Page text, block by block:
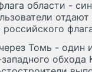
области -
отдают
Томь - один
обхода